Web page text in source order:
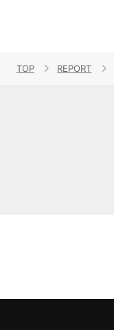
TOP REPORT